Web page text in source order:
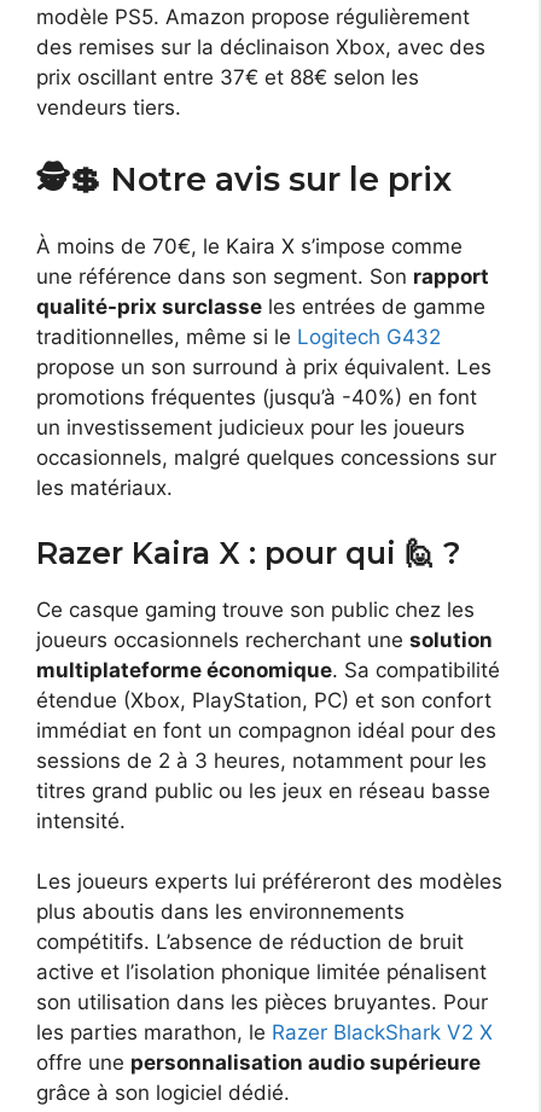
modèle PS5. Amazon propose régulièrement
des remises sur la déclinaison Xbox, avec des
prix oscillant entre 37€ et 88€ selon les
vendeurs tiers.
🕵️💲 Notre avis sur le prix
À moins de 70€, le Kaira X s’impose comme
une référence dans son segment. Son rapport
qualité-prix surclasse les entrées de gamme
traditionnelles, même si le Logitech G432
propose un son surround à prix équivalent. Les
promotions fréquentes (jusqu’à -40%) en font
un investissement judicieux pour les joueurs
occasionnels, malgré quelques concessions sur
les matériaux.
Razer Kaira X : pour qui 🙋 ?
Ce casque gaming trouve son public chez les
joueurs occasionnels recherchant une solution
multiplateforme économique. Sa compatibilité
étendue (Xbox, PlayStation, PC) et son confort
immédiat en font un compagnon idéal pour des
sessions de 2 à 3 heures, notamment pour les
titres grand public ou les jeux en réseau basse
intensité.
Les joueurs experts lui préféreront des modèles
plus aboutis dans les environnements
compétitifs. L’absence de réduction de bruit
active et l’isolation phonique limitée pénalisent
son utilisation dans les pièces bruyantes. Pour
les parties marathon, le Razer BlackShark V2 X
offre une personnalisation audio supérieure
grâce à son logiciel dédié.